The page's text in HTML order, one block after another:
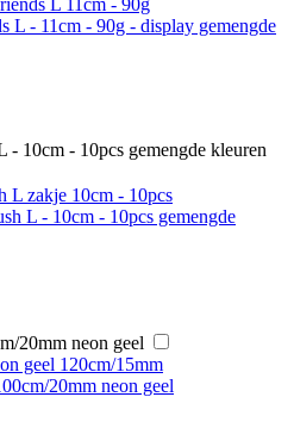
L - 11cm - 90g - display gemengde
- 10cm - 10pcs gemengde kleuren
L - 10cm - 10pcs gemengde
20mm neon geel
20mm neon geel